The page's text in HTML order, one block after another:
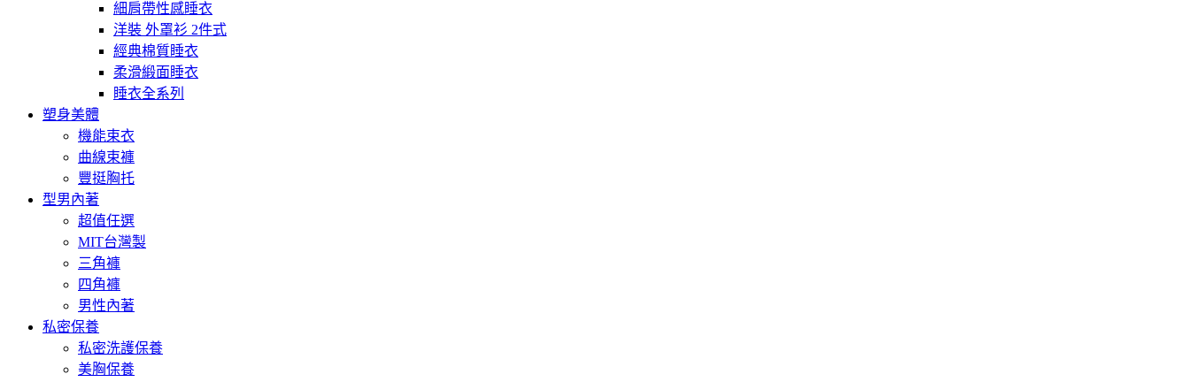
細肩帶性感睡衣
洋裝 外罩衫 2件式
經典棉質睡衣
柔滑緞面睡衣
睡衣全系列
塑身美體
機能束衣
曲線束褲
豐挺胸托
型男內著
超值任選
MIT台灣製
三角褲
四角褲
男性內著
私密保養
私密洗護保養
美胸保養